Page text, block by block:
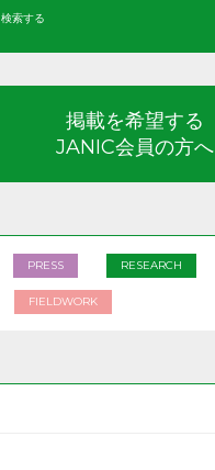
検索する
掲載を希望する
JANIC会員の方へ
PRESS RESEARCH
FIELDWORK